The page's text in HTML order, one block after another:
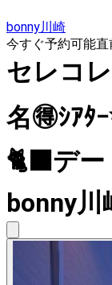
bonny川崎
今すぐ予約可能直
セレコ
名🉐ｼｱﾀ
🐈‍⬛デ
bonny川